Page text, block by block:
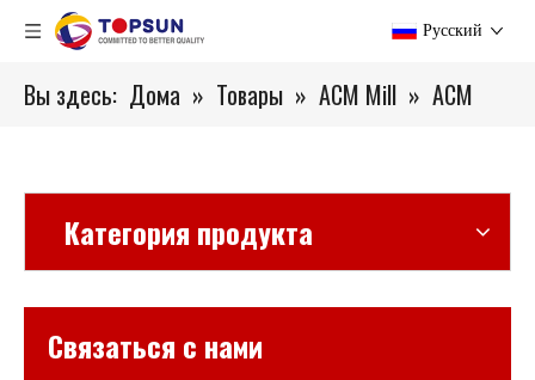
Pусский
Вы здесь: Дома » Товары » ACM Mill » ACM
Категория продукта
Связаться с нами